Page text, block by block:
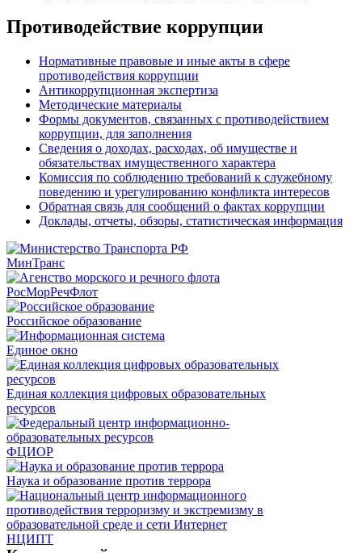
Противодействие коррупции
Нормативные правовые и иные акты в сфере
противодействия коррупции
Антикоррупционная экспертиза
Методические материалы
Формы документов, связанных с противодействием
коррупции, для заполнения
Сведения о доходах, расходах, об имуществе и
обязательствах имущественного характера
Комиссия по соблюдению требований к служебному
поведению и урегулированию конфликта интересов
Обратная связь для сообщений о фактах коррупции
Доклады, отчеты, обзоры, статистическая информация
МинТранс
РосМорРечФлот
Российское образование
Единое окно
Единая коллекция цифровых образовательных
ресурсов
ФЦИОР
Наука и образование против террора
НЦИПТ